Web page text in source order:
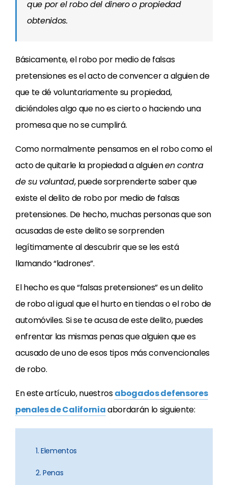
que por el robo del dinero o propiedad
obtenidos.
Básicamente, el robo por medio de falsas
pretensiones es el acto de convencer a alguien de
que te dé voluntariamente su propiedad,
diciéndoles algo que no es cierto o haciendo una
promesa que no se cumplirá.
Como normalmente pensamos en el robo como el
acto de quitarle la propiedad a alguienen contra
de su voluntad, puede sorprenderte saber que
existe el delito de robo por medio de falsas
pretensiones. De hecho, muchas personas que son
acusadas de este delito se sorprenden
legítimamente al descubrir que se les está
llamando “ladrones”.
El hecho es que “falsas pretensiones” es un delito
de robo al igual que el hurto en tiendas o el robo de
automóviles. Si se te acusa de este delito, puedes
enfrentar las mismas penas que alguien que es
acusado de uno de esos tipos más convencionales
de robo.
En este artículo, nuestrosabogados defensores
penales de Californiaabordarán lo siguiente:
1. Elementos
2. Penas